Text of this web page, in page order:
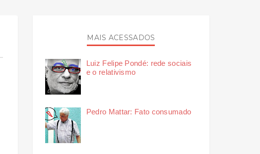
MAIS ACESSADOS
Luiz Felipe Pondé: rede sociais
e o relativismo
Pedro Mattar: Fato consumado